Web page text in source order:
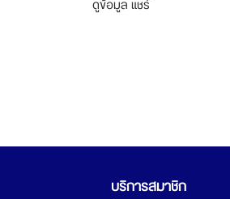
ดูข้อมูล แชร์
บริการสมาชิก